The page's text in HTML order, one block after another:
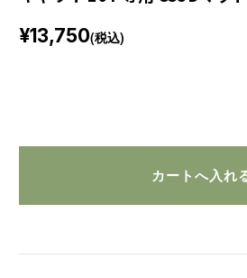
¥13,750(税込)